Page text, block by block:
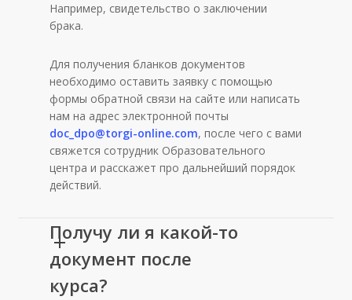
Например, свидетельство о заключении
брака.
Для получения бланков документов
необходимо оставить заявку с помощью
формы обратной связи на сайте или написать
нам на адрес электронной почты
doc_dpo@torgi-online.com, после чего с вами
свяжется сотрудник Образовательного
центра и расскажет про дальнейший порядок
действий.
Получу ли я какой-то
документ после
курса?